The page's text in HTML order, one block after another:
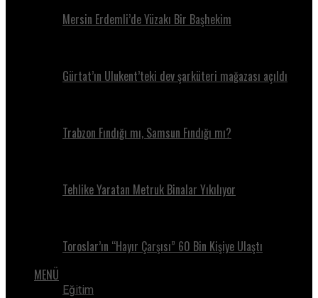
Mersin Erdemli’de Yüzakı Bir Başhekim
Gürtat’ın Ulukent’teki dev şarküteri mağazası açıldı
Trabzon Fındığı mı, Samsun Fındığı mı?
Tehlike Yaratan Metruk Binalar Yıkılıyor
Toroslar’ın “Hayır Çarşısı” 60 Bin Kişiye Ulaştı
MENÜ
Eğitim